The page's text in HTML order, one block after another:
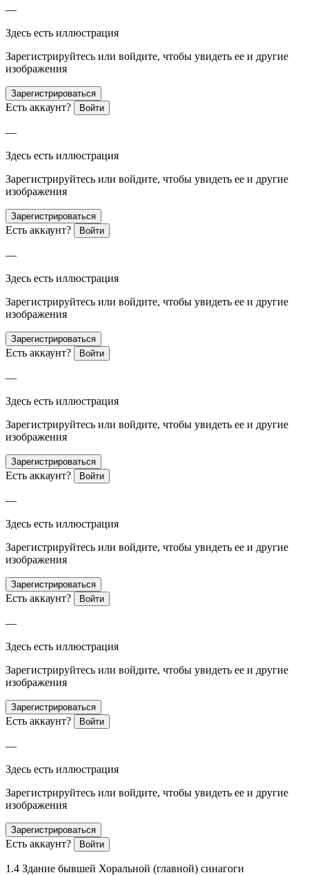
—
Здесь есть иллюстрация
Зарегистрируйтесь или войдите, чтобы увидеть ее и другие
изображения
Зарегистрироваться
Есть аккаунт? Войти
—
Здесь есть иллюстрация
Зарегистрируйтесь или войдите, чтобы увидеть ее и другие
изображения
Зарегистрироваться
Есть аккаунт? Войти
—
Здесь есть иллюстрация
Зарегистрируйтесь или войдите, чтобы увидеть ее и другие
изображения
Зарегистрироваться
Есть аккаунт? Войти
—
Здесь есть иллюстрация
Зарегистрируйтесь или войдите, чтобы увидеть ее и другие
изображения
Зарегистрироваться
Есть аккаунт? Войти
—
Здесь есть иллюстрация
Зарегистрируйтесь или войдите, чтобы увидеть ее и другие
изображения
Зарегистрироваться
Есть аккаунт? Войти
—
Здесь есть иллюстрация
Зарегистрируйтесь или войдите, чтобы увидеть ее и другие
изображения
Зарегистрироваться
Есть аккаунт? Войти
—
Здесь есть иллюстрация
Зарегистрируйтесь или войдите, чтобы увидеть ее и другие
изображения
Зарегистрироваться
Есть аккаунт? Войти
1.4 Здание бывшей Хоральной (главной) синагоги